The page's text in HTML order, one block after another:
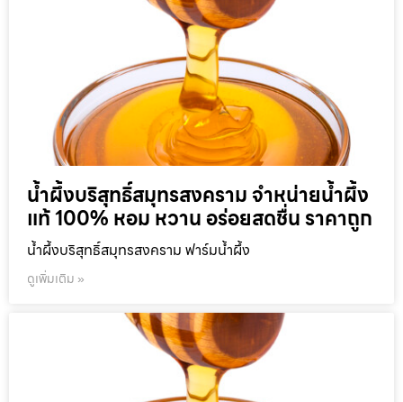
น้ำผึ้งบริสุทธิ์สมุทรสงคราม จำหน่ายน้ำผึ้ง
แท้ 100% หอม หวาน อร่อยสดชื่น ราคาถูก
น้ำผึ้งบริสุทธิ์สมุทรสงคราม ฟาร์มน้ำผึ้ง
ดูเพิ่มเติม »